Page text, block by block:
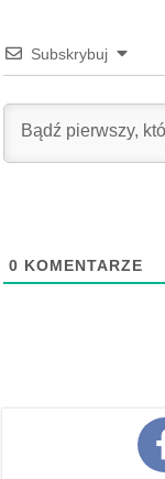
Subskrybuj
0 KOMENTARZE